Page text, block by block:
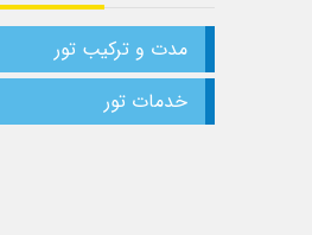
مدت و ترکیب تور
خدمات تور